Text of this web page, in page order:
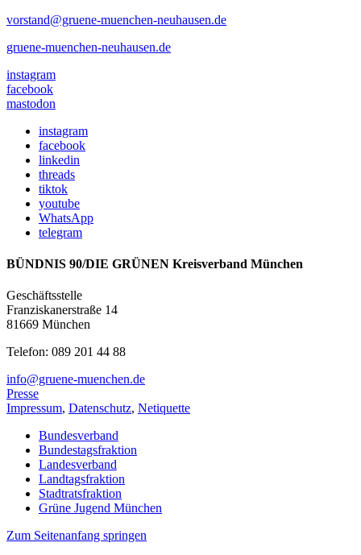
vorstand@gruene-muenchen-neuhausen.de
gruene-muenchen-neuhausen.de
instagram
facebook
mastodon
instagram
facebook
linkedin
threads
tiktok
youtube
WhatsApp
telegram
BÜNDNIS 90/DIE GRÜNEN Kreisverband München
Geschäftsstelle
Franziskanerstraße 14
81669 München
Telefon: 089 201 44 88
info@gruene-muenchen.de
Presse
Impressum, Datenschutz, Netiquette
Bundesverband
Bundestagsfraktion
Landesverband
Landtagsfraktion
Stadtratsfraktion
Grüne Jugend München
Zum Seitenanfang springen